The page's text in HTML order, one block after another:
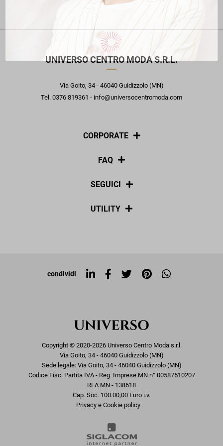
UNIVERSO CENTRO MODA S.R.L.
Via Goito, 34 - 46040 Guidizzolo (MN)
Tel. 0376 819361 - info@universocentromoda.com
CORPORATE
Chi siamo
FAQ
Pagamenti
SEGUICI
Social
UTILITY
Top ricerche
condividi
Copyright © 2020-2026 Universo Centro Moda s.r.l.
Via Goito, 34 - 46040 Guidizzolo (MN)
Sede legale: Via Goito, 34 - 46040 Guidizzolo (MN)
Codice Fisc. Partita IVA - Reg. Imprese MN n° 00587510207
REA MN - 138618
Cap. Soc. 100.00,00 Euro i.v.
Privacy e Cookie policy